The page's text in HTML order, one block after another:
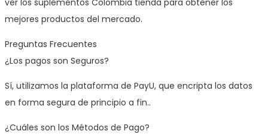
mejores productos del mercado.
Preguntas Frecuentes
¿Los pagos son Seguros?
Sí, utilizamos la plataforma de PayU, que encripta los datos
en forma segura de principio a fin..
¿Cuáles son los Métodos de Pago?